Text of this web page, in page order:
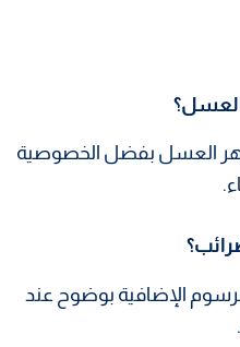
العسل بفضل الخصوصية
الإضافية بوضوح عند